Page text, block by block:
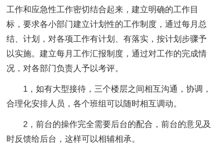
工作和应急性工作密切结合起来，建立明确的工作目
标，要求各小部门建立计划性的工作制度，通过每月总
结、计划，对各项工作有计划、有落实，按计划步骤予
以实施。建立每月工作汇报制度，通过对工作的完成情
况，对各部门负责人予以考评。
1，如有大型接待，三个楼层之间相互沟通，协调，
合理化安排人员，各个班组可以随时相互调动。
2，前台的操作完全需要后台的配合，前台的意见及
时反馈给后台，这样可以相辅相承。